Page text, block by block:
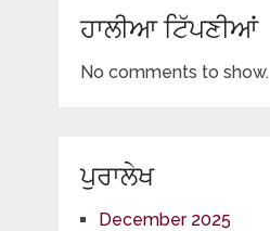
ਹਾਲੀਆ ਟਿੱਪਣੀਆਂ
No comments to show.
ਪੁਰਾਲੇਖ
December 2025